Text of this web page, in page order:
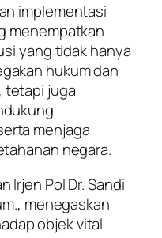
implementasi
menempatkan
yang tidak hanya
hukum dan
tetapi juga
menjaga
negara.
Irjen Pol Dr. Sandi
menegaskan
objek vital